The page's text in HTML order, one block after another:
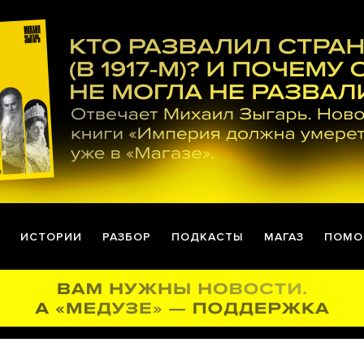
ИСТОРИИ РАЗБОР ПОДКАСТЫ МАГАЗ